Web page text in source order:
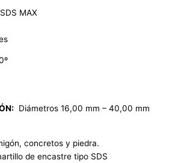
SDS MAX
Diámetros 16,00 mm – 40,00 mm
concretos y piedra.
de encastre tipo SDS